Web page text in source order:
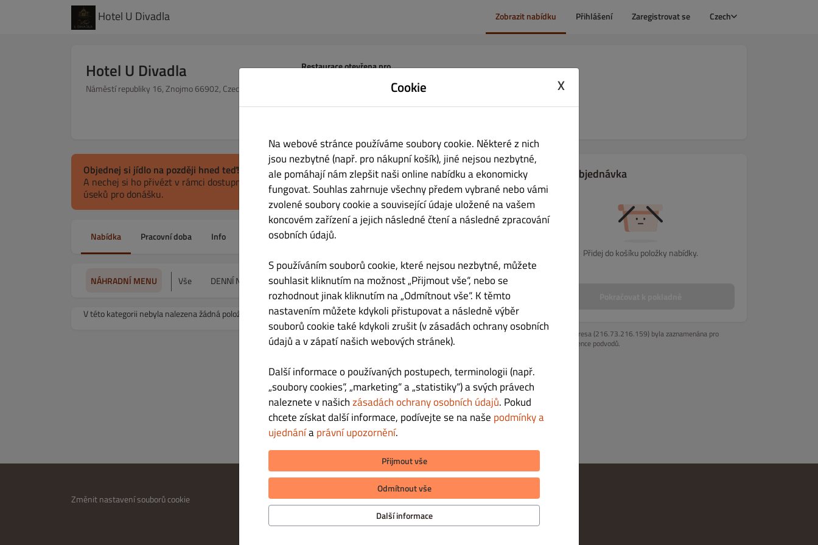
Hotel U Divadla Zobrazit nabídku Přihlášení Zaregistrovat se Czech
Hotel U Divadla
Náměstí republiky 16, Znojmo 66902, Czech Republic
Restaurace otevřena pro
Objednej si jídlo na později hned teď!
A nechej si ho přivézt v rámci dostupných časových
úseků pro donášku.
Donáška Vyzvednutí
Nabídka Pracovní doba Info Alergeny
NÁHRADNÍ MENU Vše DENNÍ NABÍDKA DENNÍ MENU PIZZA POLÉVKY PŘEDKRMY
V této kategorii nebyla nalezena žádná položka nabídky.
Tvoje objednávka
Přidej do košíku položky nabídky.
Vaše IP adresa (216.73.216.159) byla zaznamenána pro
účely prevence podvodů.
Změnit nastavení souborů cookie
INFORMACE
Zásady ochrany osobních údajů
METODY PLATBY PŘI DORUČENÍ
Cookie X
Na webové stránce používáme soubory cookie. Některé z nich
jsou nezbytné (např. pro nákupní košík), jiné nejsou nezbytné,
ale pomáhají nám zlepšit naši online nabídku a ekonomicky
fungovat. Souhlas zahrnuje všechny předem vybrané nebo vámi
zvolené soubory cookie a související údaje uložené na vašem
koncovém zařízení a jejich následné čtení a následné zpracování
osobních údajů.
S používáním souborů cookie, které nejsou nezbytné, můžete
souhlasit kliknutím na možnost „Přijmout vše“, nebo se
rozhodnout jinak kliknutím na „Odmítnout vše“. K těmto
nastavením můžete kdykoli přistupovat a následně výběr
souborů cookie také kdykoli zrušit (v zásadách ochrany osobních
údajů a v zápatí našich webových stránek).
Další informace o používaných postupech, terminologii (např.
„soubory cookies“, „marketing“ a „statistiky“) a svých právech
naleznete v našichzásadách ochrany osobních údajů. Pokud
chcete získat další informace, podívejte se na naše podmínky a
ujednáníaprávní upozornění.
Přijmout vše
Odmítnout vše
Další informace